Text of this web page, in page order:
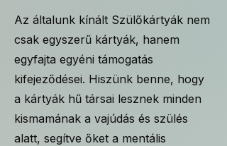
Az általunk kínált Szülőkártyák nem
csak egyszerű kártyák, hanem
egyfajta egyéni támogatás
kifejeződései. Hiszünk benne, hogy
a kártyák hű társai lesznek minden
kismamának a vajúdás és szülés
alatt, segítve őket a mentális